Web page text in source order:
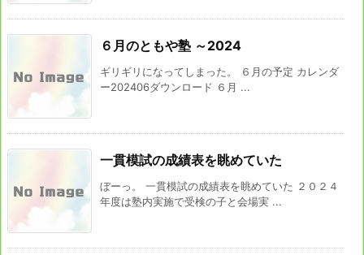
６月のともや塾 ～2024
ギリギリになってしまった。 ６月の予定 カレンダ
ー202406ダウンロード ６月 ...
一貫模試の成績表を眺めていた
ぼーっ。 一貫模試の成績表を眺めていた ２０２４
年度は塾内実施で受検の子と会場実 ...